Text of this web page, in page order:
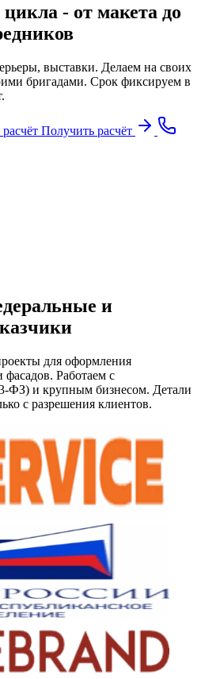
цикла - от макета до
выставки. Делаем на своих
бригадами. Срок фиксируем в
Получить расчёт
и
для оформления
Работаем с
ФЗ) и крупным бизнесом. Детали
с разрешения клиентов.